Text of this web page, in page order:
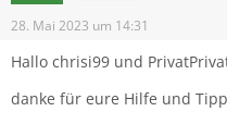
28. Mai 2023 um 14:31
Hallo chrisi99 und
danke für eure Hilfe und